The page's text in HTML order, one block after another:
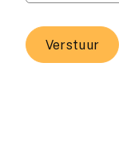
Verstuur